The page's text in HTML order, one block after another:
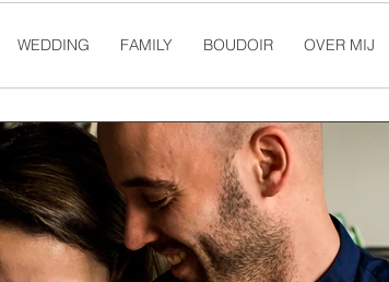
WEDDING FAMILY BOUDOIR OVER MIJ